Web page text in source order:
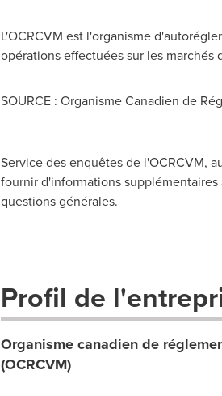
L'OCRCVM est l'organisme
opérations effectuées sur les marchés
SOURCE : Organisme Canadien de
Service des enquêtes de l'OCRCVM,
fournir d'informations
questions générales.
Profil de
Organisme canadien de
(OCRCVM)